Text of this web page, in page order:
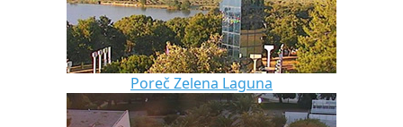
Poreč Zelena Laguna